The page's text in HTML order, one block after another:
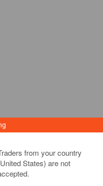
internationale aktier med
CFD-handelsplatform.
CFD’er med
aktieudbytte, som hvis du
from your country
States) are not